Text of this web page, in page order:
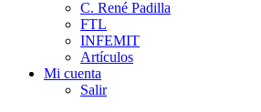
C. René Padilla
FTL
INFEMIT
Artículos
Mi cuenta
Salir